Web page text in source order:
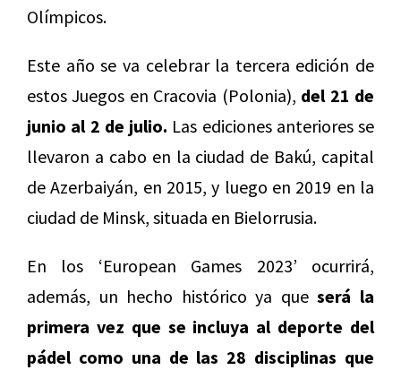
Olímpicos.
Este año se va celebrar la tercera edición de
estos Juegos en Cracovia (Polonia), del 21 de
junio al 2 de julio. Las ediciones anteriores se
llevaron a cabo en la ciudad de Bakú, capital
de Azerbaiyán, en 2015, y luego en 2019 en la
ciudad de Minsk, situada en Bielorrusia.
En los ‘European Games 2023’ ocurrirá,
además, un hecho histórico ya queserá la
primera vez que se incluya al deporte del
pádel como una de las 28 disciplinas que